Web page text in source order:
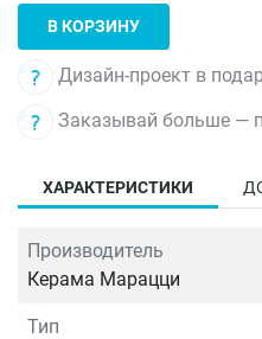
В КОРЗИНУ
Дизайн-проект в
Заказывай больше —
ХАРАКТЕРИСТИКИ
Производитель
Керама Марацци
Тип